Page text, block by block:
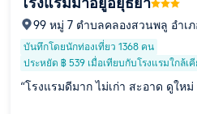
99 หมู่ 7 ตำบลคลองสวนพลู อำเ
ะนครศรีอยุธยา 13000, ตำบลค
ยุธยา, 13000
บันทึกโดยนักท่องเที่ยว 1368 คน
ประหยัด ฿ 539 เมื่อเทียบกับโรงแรมใกล้เคี
“โรงแรมดีมาก ไม่เก่า สะอาด ดูให